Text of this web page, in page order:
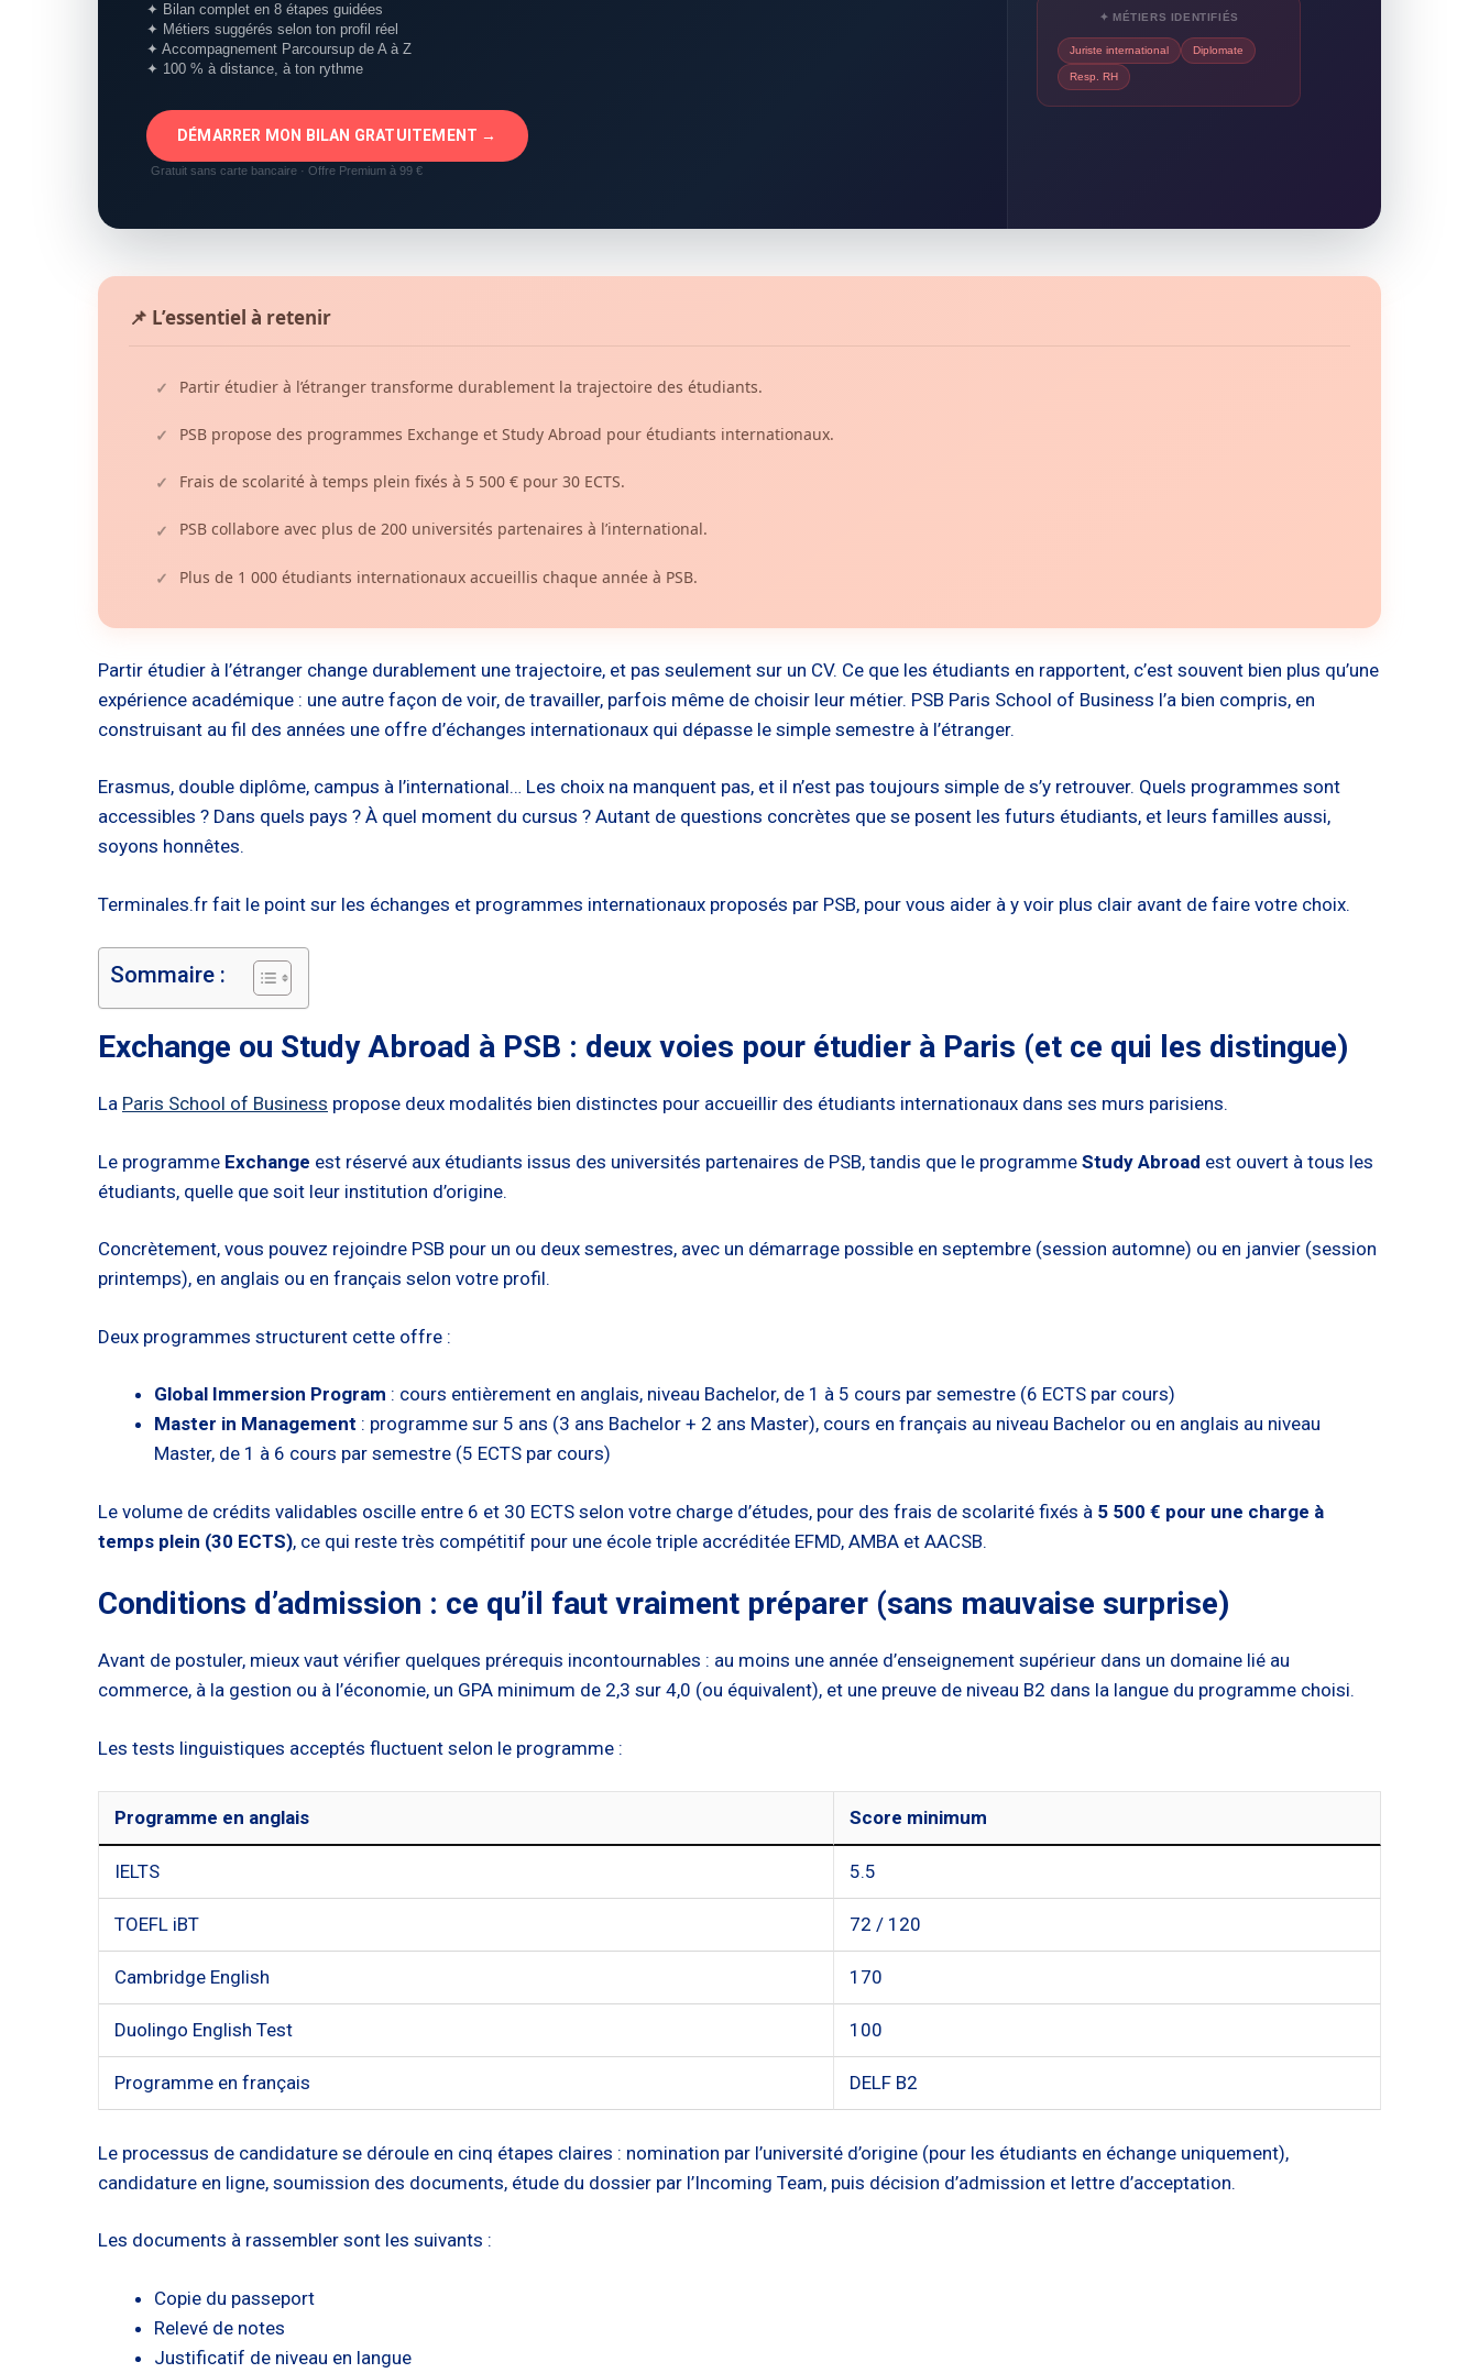
✦ Bilan complet en 8 étapes guidées
✦ Métiers suggérés selon ton profil réel
✦ Accompagnement Parcoursup de A à Z
✦ 100 % à distance, à ton rythme
DÉMARRER MON BILAN GRATUITEMENT →
Gratuit sans carte bancaire · Offre Premium à 99 €
✦ MÉTIERS IDENTIFIÉS
Juriste international Diplomate
Resp. RH
📌 L’essentiel à retenir
✓ Partir étudier à l’étranger transforme durablement la trajectoire des étudiants.
✓ PSB propose des programmes Exchange et Study Abroad pour étudiants internationaux.
✓ Frais de scolarité à temps plein fixés à 5 500 € pour 30 ECTS.
✓ PSB collabore avec plus de 200 universités partenaires à l’international.
✓ Plus de 1 000 étudiants internationaux accueillis chaque année à PSB.
Partir étudier à l’étranger change durablement une trajectoire, et pas seulement sur un CV. Ce que les étudiants en rapportent, c’est souvent bien plus qu’une
expérience académique : une autre façon de voir, de travailler, parfois même de choisir leur métier. PSB Paris School of Business l’a bien compris, en
construisant au fil des années une offre d’échanges internationaux qui dépasse le simple semestre à l’étranger.
Erasmus, double diplôme, campus à l’international… Les choix na manquent pas, et il n’est pas toujours simple de s’y retrouver. Quels programmes sont
accessibles ? Dans quels pays ? À quel moment du cursus ? Autant de questions concrètes que se posent les futurs étudiants, et leurs familles aussi,
soyons honnêtes.
Terminales.fr fait le point sur les échanges et programmes internationaux proposés par PSB, pour vous aider à y voir plus clair avant de faire votre choix.
Sommaire :
Exchange ou Study Abroad à PSB : deux voies pour étudier à Paris (et ce qui les distingue)
La Paris School of Business propose deux modalités bien distinctes pour accueillir des étudiants internationaux dans ses murs parisiens.
Le programme Exchange est réservé aux étudiants issus des universités partenaires de PSB, tandis que le programme Study Abroad est ouvert à tous les
étudiants, quelle que soit leur institution d’origine.
Concrètement, vous pouvez rejoindre PSB pour un ou deux semestres, avec un démarrage possible en septembre (session automne) ou en janvier (session
printemps), en anglais ou en français selon votre profil.
Deux programmes structurent cette offre :
Global Immersion Program : cours entièrement en anglais, niveau Bachelor, de 1 à 5 cours par semestre (6 ECTS par cours)
Master in Management : programme sur 5 ans (3 ans Bachelor + 2 ans Master), cours en français au niveau Bachelor ou en anglais au niveau
Master, de 1 à 6 cours par semestre (5 ECTS par cours)
Le volume de crédits validables oscille entre 6 et 30 ECTS selon votre charge d’études, pour des frais de scolarité fixés à 5 500 € pour une charge à
temps plein (30 ECTS), ce qui reste très compétitif pour une école triple accréditée EFMD, AMBA et AACSB.
Conditions d’admission : ce qu’il faut vraiment préparer (sans mauvaise surprise)
Avant de postuler, mieux vaut vérifier quelques prérequis incontournables : au moins une année d’enseignement supérieur dans un domaine lié au
commerce, à la gestion ou à l’économie, un GPA minimum de 2,3 sur 4,0 (ou équivalent), et une preuve de niveau B2 dans la langue du programme choisi.
Les tests linguistiques acceptés fluctuent selon le programme :
Programme en anglais Score minimum
IELTS 5.5
TOEFL iBT 72 / 120
Cambridge English 170
Duolingo English Test 100
Programme en français DELF B2
Le processus de candidature se déroule en cinq étapes claires : nomination par l’université d’origine (pour les étudiants en échange uniquement),
candidature en ligne, soumission des documents, étude du dossier par l’Incoming Team, puis décision d’admission et lettre d’acceptation.
Les documents à rassembler sont les suivants :
Copie du passeport
Relevé de notes
Justificatif de niveau en langue